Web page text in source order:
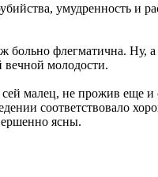
умудренность и
больно флегматична.
вечной молодости.
малец, не прожив еще
соответствовало
ясны.